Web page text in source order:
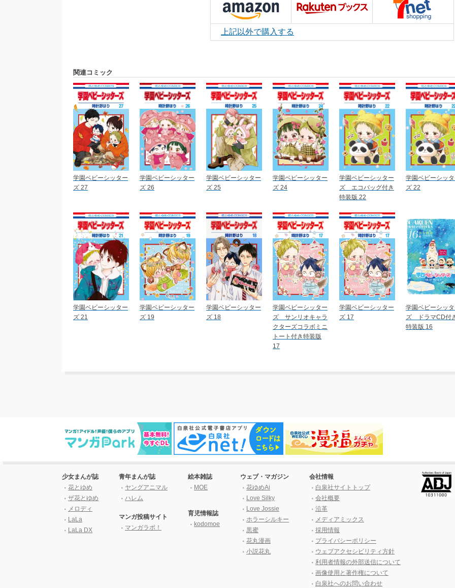
上記以外で購入する
関連コミック
学園ベビーシッター
ズ 27
学園ベビーシッター
ズ 26
学園ベビーシッター
ズ 25
学園ベビーシッター
ズ 24
学園ベビーシッター
ズ エコバッグ付き
特装版 22
学園ベビーシッ
ズ 22
学園ベビーシッター
ズ 21
学園ベビーシッター
ズ 19
学園ベビーシッター
ズ 18
学園ベビーシッター
ズ サンリオキャラ
クターズコラボミニ
トート付き特装版
17
学園ベビーシッター
ズ 17
学園ベビーシッ
ズ ドラマCD付
特装版 16
少女まんが誌
花とゆめ
ザ花とゆめ
メロディ
LaLa
LaLa DX
青年まんが誌
ヤングアニマル
ハレム
マンガ投稿サイト
マンガラボ！
絵本雑誌
MOE
育児情報誌
kodomoe
ウェブ・マガジン
花ゆめAi
Love Silky
Love Jossie
ホラーシルキー
黒蜜
花丸漫画
小説花丸
会社情報
白泉社サイトトップ
会社概要
沿革
メディアミックス
採用情報
プライバシーポリシー
ウェブアクセシビリティ方針
利用者情報の外部送信について
画像使用と著作権について
白泉社へのお問い合わせ